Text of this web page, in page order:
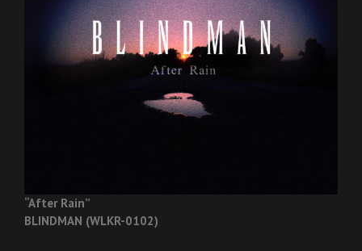
“After Rain”
BLINDMAN (WLKR-0102)